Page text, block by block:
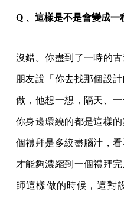
Q 、這樣是不是會變成一
沒錯。你盡到了一時的
朋友說「你去找那個設
做，他想一想，隔天、
你身邊環繞的都是這樣
個禮拜是多絞盡腦汁，
才能夠濃縮到一個禮拜
師這樣做的時候，這對